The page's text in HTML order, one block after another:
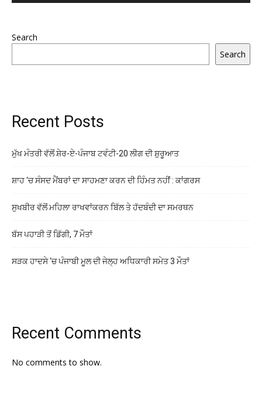
Search
Search
Recent Posts
ਮੁੱਖ ਮੰਤਰੀ ਵੱਲੋਂ ਸ਼ੇਰ-ਏ-ਪੰਜਾਬ ਟਵੰਟੀ-20 ਲੀਗ ਦੀ ਸ਼ੁਰੂਆਤ
ਸ਼ਾਹ ‘ਚ ਸੰਸਦ ਮੈਂਬਰਾਂ ਦਾ ਸਾਹਮਣਾ ਕਰਨ ਦੀ ਹਿੰਮਤ ਨਹੀਂ : ਕਾਂਗਰਸ
ਸੁਖਬੀਰ ਵੱਲੋਂ ਮਹਿਲਾ ਰਾਖਵਾਂਕਰਨ ਬਿੱਲ ਤੇ ਹੱਦਬੰਦੀ ਦਾ ਸਮਰਥਨ
ਬੱਸ ਪਹਾੜੀ ਤੋਂ ਡਿੱਗੀ, 7 ਮੌਤਾਂ
ਸੜਕ ਹਾਦਸੇ ‘ਚ ਪੰਜਾਬੀ ਮੂਲ ਦੀ ਜੇਲ੍ਹ ਅਧਿਕਾਰੀ ਸਮੇਤ 3 ਮੌਤਾਂ
Recent Comments
No comments to show.